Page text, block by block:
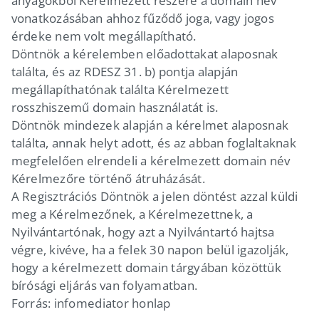
vonatkozásában ahhoz fűződő joga, vagy jogos
érdeke nem volt megállapítható.
Döntnök a kérelemben előadottakat alaposnak
találta, és az RDESZ 31. b) pontja alapján
megállapíthatónak találta Kérelmezett
rosszhiszemű domain használatát is.
Döntnök mindezek alapján a kérelmet alaposnak
találta, annak helyt adott, és az abban foglaltaknak
megfelelően elrendeli a kérelmezett domain név
Kérelmezőre történő átruházását.
A Regisztrációs Döntnök a jelen döntést azzal küldi
meg a Kérelmezőnek, a Kérelmezettnek, a
Nyilvántartónak, hogy azt a Nyilvántartó hajtsa
végre, kivéve, ha a felek 30 napon belül igazolják,
hogy a kérelmezett domain tárgyában közöttük
bírósági eljárás van folyamatban.
Forrás: infomediator honlap